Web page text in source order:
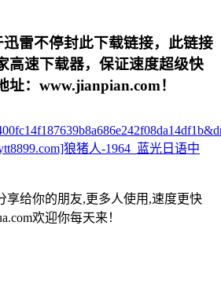
迅雷不停封此下载链接，此链接
高速下载器，保证速度超级快
址：www.jianpian.com！
狼猪人-1964_蓝光日语中
享给你的朋友,更多人使用,速度更快
欢迎你每天来！